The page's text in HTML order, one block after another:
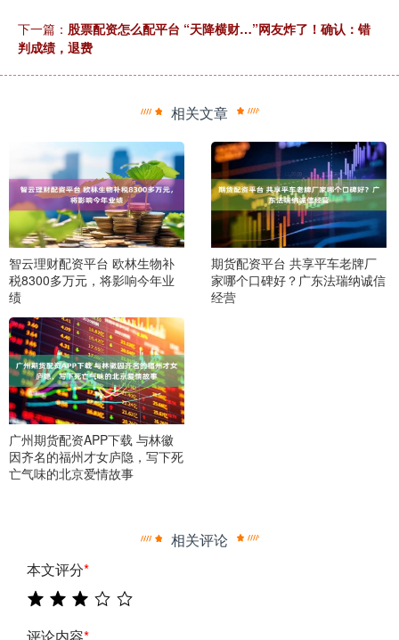
下一篇： 股票配资怎么配平台 “天降横财…”网友炸了！确认：错
判成绩，退费
相关文章
智云理财配资平台 欧林生物补
税8300多万元，将影响今年业
绩
期货配资平台 共享平车老牌厂
家哪个口碑好？广东法瑞纳诚信
经营
广州期货配资APP下载 与林徽
因齐名的福州才女庐隐，写下死
亡气味的北京爱情故事
相关评论
本文评分*
评论内容*